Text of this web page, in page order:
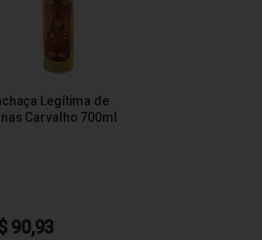
Legítima de
Carvalho 700ml
90,93